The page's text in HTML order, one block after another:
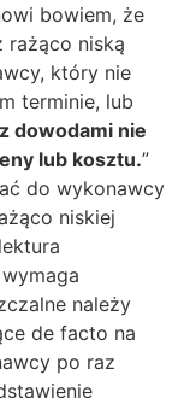
bowiem, że
rażąco niską
który nie
terminie, lub
dowodami nie
lub kosztu.”
do wykonawcy
niskiej
należy
de facto na
po raz